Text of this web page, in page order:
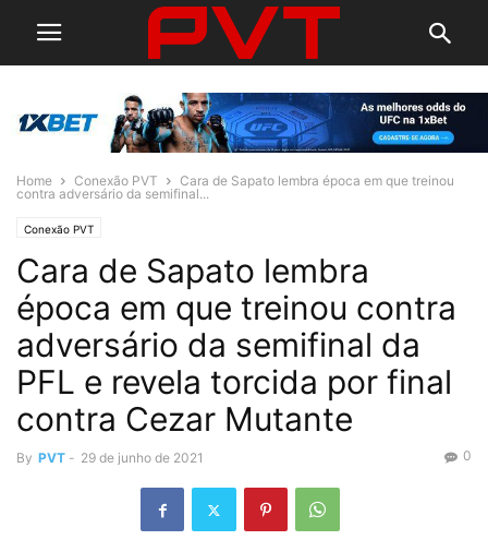
Home Conexão PVT
Cara de Sapato lembra época em que treinou
contra adversário da semifinal...
Conexão PVT
Cara de Sapato lembra
época em que treinou contra
adversário da semifinal da
PFL e revela torcida por final
contra Cezar Mutante
By PVT - 29 de junho de 2021 0